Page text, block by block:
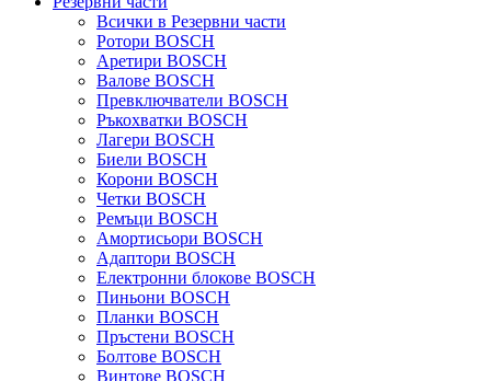
Всички в Резервни части
Ротори BOSCH
Аретири BOSCH
Валове BOSCH
Превключватели BOSCH
Ръкохватки BOSCH
Лагери BOSCH
Биели BOSCH
Корони BOSCH
Четки BOSCH
Ремъци BOSCH
Амортисьори BOSCH
Адаптори BOSCH
Електронни блокове BOSCH
Пиньони BOSCH
Планки BOSCH
Пръстени BOSCH
Болтове BOSCH
Винтове BOSCH